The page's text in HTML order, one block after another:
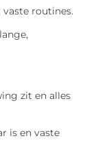
routines.
zit en alles
is en vaste